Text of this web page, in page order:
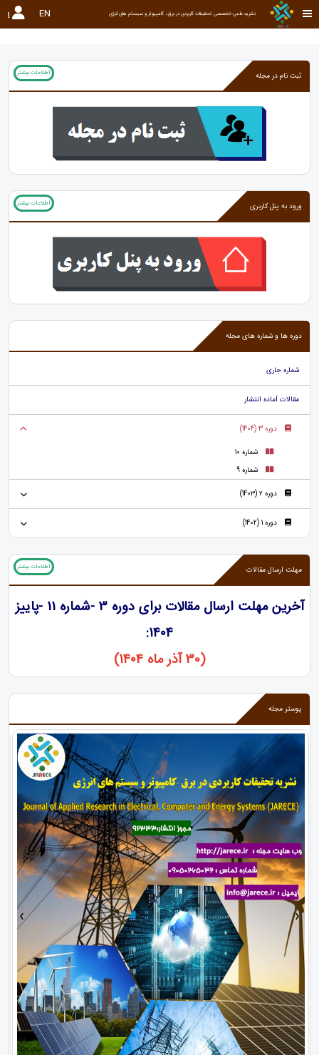
نشریه علمی-تخصصی تحقیقات کاربردی در برق ، کامپیوتر و سیستم های انرژی EN
ثبت نام در مجله اطلاعات بیشتر
ورود به پنل کاربری اطلاعات بیشتر
دوره ها و شماره های مجله
شماره جاری
مقالات آماده انتشار
دوره 3 (1404)
شماره 10
شماره 9
دوره ۲ (140۳)
دوره 1 (1402)
مهلت ارسال مقالات اطلاعات بیشتر
آخرین مهلت ارسال مقالات برای دوره 3 -شماره 11 -پاییز
۱۴۰4:
(30 آذر ماه ۱۴۰4)
پوستر مجله
› ‹